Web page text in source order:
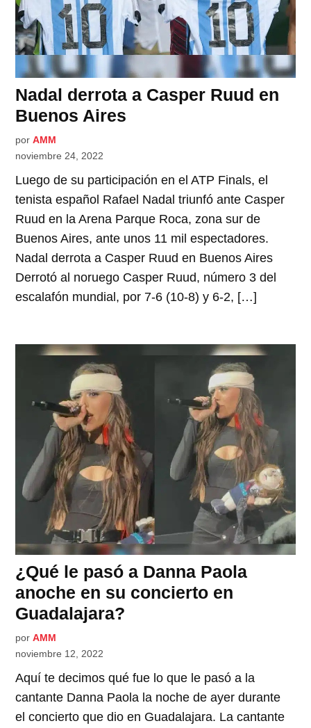
Nadal derrota a Casper Ruud en
Buenos Aires
por AMM
noviembre 24, 2022
Luego de su participación en el ATP Finals, el
tenista español Rafael Nadal triunfó ante Casper
Ruud en la Arena Parque Roca, zona sur de
Buenos Aires, ante unos 11 mil espectadores.
Nadal derrota a Casper Ruud en Buenos Aires
Derrotó al noruego Casper Ruud, número 3 del
escalafón mundial, por 7-6 (10-8) y 6-2, […]
¿Qué le pasó a Danna Paola
anoche en su concierto en
Guadalajara?
por AMM
noviembre 12, 2022
Aquí te decimos qué fue lo que le pasó a la
cantante Danna Paola la noche de ayer durante
el concierto que dio en Guadalajara. La cantante